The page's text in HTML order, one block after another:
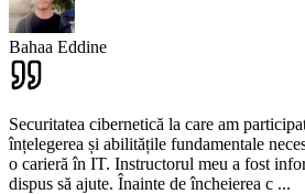
Bahaa Eddine
Securitatea cibernetică la care am
înțelegerea și abilitățile fundamentale
o carieră în IT. Instructorul meu a fost
dispus să ajute. Înainte de încheierea c ...